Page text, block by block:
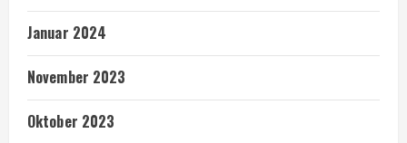
Januar 2024
November 2023
Oktober 2023